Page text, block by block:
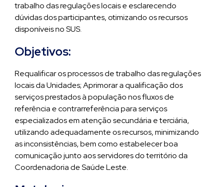
trabalho das regulações locais e esclarecendo
dúvidas dos participantes, otimizando os recursos
disponíveis no SUS.
Objetivos:
Requalificar os processos de trabalho das regulações
locais da Unidades; Aprimorar a qualificação dos
serviços prestados à população nos fluxos de
referência e contrarreferência para serviços
especializados em atenção secundária e terciária,
utilizando adequadamente os recursos, minimizando
as inconsistências, bem como estabelecer boa
comunicação junto aos servidores do território da
Coordenadoria de Saúde Leste.